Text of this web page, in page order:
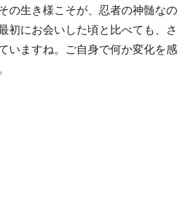
の生き様こそが、忍者の神髄なの
初にお会いした頃と比べても、さ
いますね。ご自身で何か変化を感